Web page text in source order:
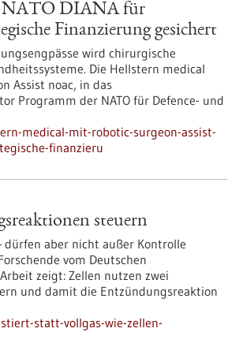
NATO DIANA für
Finanzierung gesichert
wird chirurgische
Die Hellstern medical
Assist noac, in das
Programm der NATO für Defence- und
medical-mit-robotic-surgeon-assist-
finanzieru
steuern
aber nicht außer Kontrolle
vom Deutschen
zeigt: Zellen nutzen zwei
und damit die Entzündungsreaktion
statt-vollgas-wie-zellen-